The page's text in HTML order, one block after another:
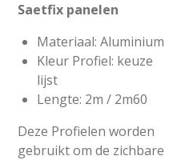
Saetfix panelen
Materiaal: Aluminium
Kleur Profiel: keuze
lijst
Lengte: 2m / 2m60
Deze Profielen worden
gebruikt om de zichbare